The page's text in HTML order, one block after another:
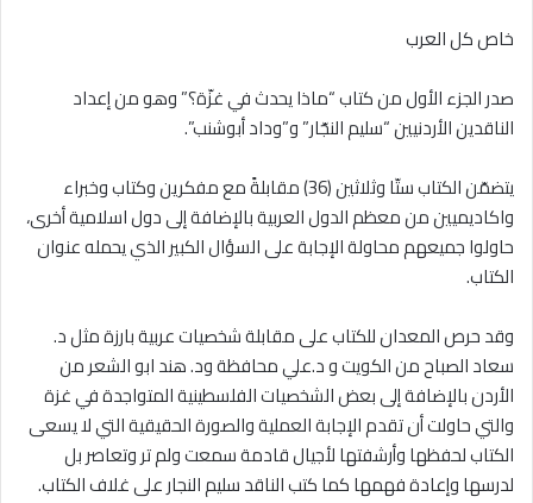
خاص كل العرب
صدر الجزء الأول من كتاب “ماذا يحدث في غزّة؟” وهو من إعداد
الناقدين الأردنيين “سليم النجّار” و”وداد أبوشنب”.
يتضمّن الكتاب ستّا وثلاثين (36) مقابلةً مع مفكرين وكتاب وخبراء
واكاديميين من معظم الدول العربية بالإضافة إلى دول اسلامية أخرى،
حاولوا جميعهم محاولة الإجابة على السؤال الكبير الذي يحمله عنوان
الكتاب.
وقد حرص المعدان للكتاب على مقابلة شخصيات عربية بارزة مثل د.
سعاد الصباح من الكويت و د.علي محافظة ود. هند ابو الشعر من
الأردن بالإضافة إلى بعض الشخصيات الفلسطينية المتواجدة في غزة
والتي حاولت أن تقدم الإجابة العملية والصورة الحقيقية التي لا يسعى
الكتاب لحفظها وأرشفتها لأجيال قادمة سمعت ولم تر وتعاصر بل
لدرسها وإعادة فهمها كما كتب الناقد سليم النجار على غلاف الكتاب.